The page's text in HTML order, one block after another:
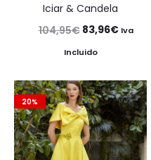
Iciar & Candela
104,95€ El
precio
era:
104,95€.
83,96€El
es:
83,96€.
Iva
Incluido
20%